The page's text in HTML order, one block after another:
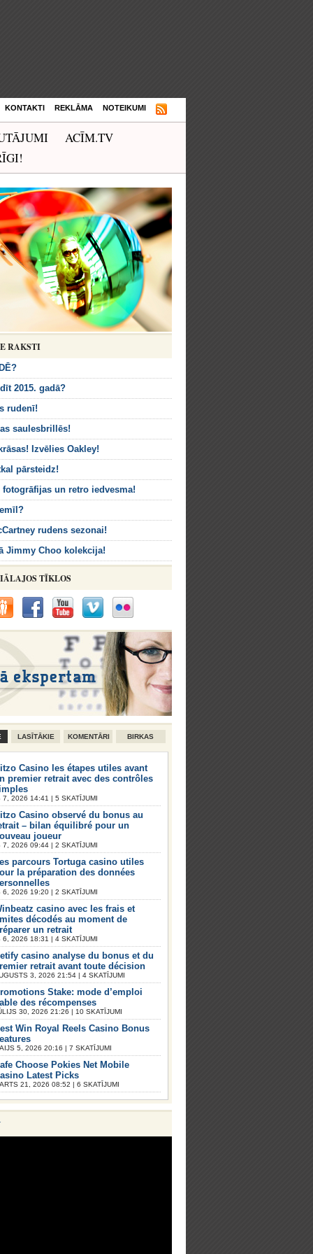
KONTAKTI REKLĀMA NOTEIKUMI
ACĪM.TV
RAKSTI
2015. gadā?
rudenī!
saulesbrillēs!
Izvēlies Oakley!
pārsteidz!
fotogrāfijas un retro iedvesma!
rudens sezonai!
Jimmy Choo kolekcija!
TĪKLOS
LASĪTĀKIE KOMENTĀRI BIRKAS
Casino les étapes utiles avant
premier retrait avec des contrôles
7, 2026 14:41 | 5 SKATĪJUMI
Casino observé du bonus au
– bilan équilibré pour un
joueur
7, 2026 09:44 | 2 SKATĪJUMI
parcours Tortuga casino utiles
la préparation des données
6, 2026 19:20 | 2 SKATĪJUMI
casino avec les frais et
décodés au moment de
un retrait
6, 2026 18:31 | 4 SKATĪJUMI
casino analyse du bonus et du
retrait avant toute décision
3, 2026 21:54 | 4 SKATĪJUMI
Stake: mode d’emploi
des récompenses
30, 2026 21:26 | 10 SKATĪJUMI
Win Royal Reels Casino Bonus
5, 2026 20:16 | 7 SKATĪJUMI
Choose Pokies Net Mobile
Latest Picks
21, 2026 08:52 | 6 SKATĪJUMI